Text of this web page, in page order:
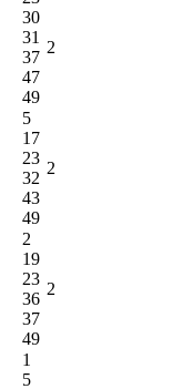
30
31
37
47
49
2
5
17
23
32
43
49
2
2
19
23
36
37
49
2
1
5